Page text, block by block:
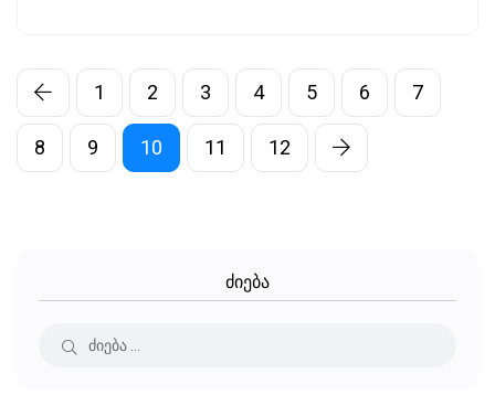
1 2 3 4 5 6 7
8 9 10 11 12
ძიება